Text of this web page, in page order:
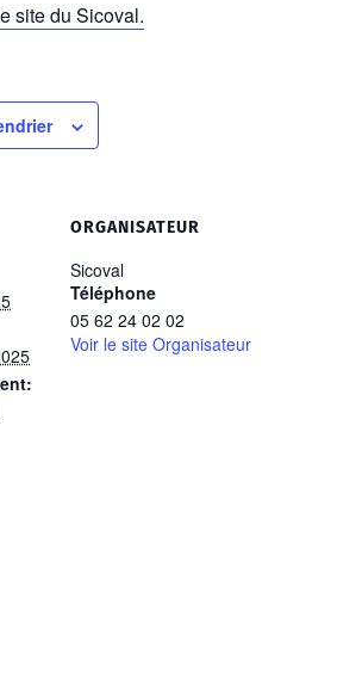
site du Sicoval.
ORGANISATEUR
Sicoval
Téléphone
05 62 24 02 02
Voir le site Organisateur